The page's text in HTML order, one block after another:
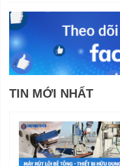
TIN MỚI NHẤT